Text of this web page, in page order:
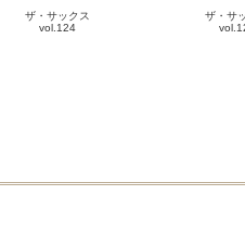
ザ・サックス
vol.124
ザ・サ